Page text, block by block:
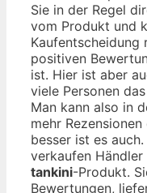
Sie in der Regel
vom Produkt und
Kaufentscheidung
positiven
ist. Hier ist aber
viele Personen das
Man kann also in
mehr Rezensionen
besser ist es
verkaufen
tankini-Produkt.
Bewertungen,